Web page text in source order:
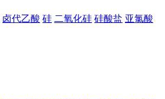
卤代乙酸 硅 二氧化硅 硅酸盐 亚氯酸